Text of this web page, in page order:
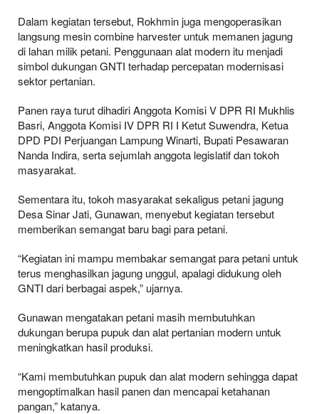
Dalam kegiatan tersebut, Rokhmin juga mengoperasikan
langsung mesin combine harvester untuk memanen jagung
di lahan milik petani. Penggunaan alat modern itu menjadi
simbol dukungan GNTI terhadap percepatan modernisasi
sektor pertanian.
Panen raya turut dihadiri Anggota Komisi V DPR RI Mukhlis
Basri, Anggota Komisi IV DPR RI I Ketut Suwendra, Ketua
DPD PDI Perjuangan Lampung Winarti, Bupati Pesawaran
Nanda Indira, serta sejumlah anggota legislatif dan tokoh
masyarakat.
Sementara itu, tokoh masyarakat sekaligus petani jagung
Desa Sinar Jati, Gunawan, menyebut kegiatan tersebut
memberikan semangat baru bagi para petani.
“Kegiatan ini mampu membakar semangat para petani untuk
terus menghasilkan jagung unggul, apalagi didukung oleh
GNTI dari berbagai aspek,” ujarnya.
Gunawan mengatakan petani masih membutuhkan
dukungan berupa pupuk dan alat pertanian modern untuk
meningkatkan hasil produksi.
“Kami membutuhkan pupuk dan alat modern sehingga dapat
mengoptimalkan hasil panen dan mencapai ketahanan
pangan,” katanya.